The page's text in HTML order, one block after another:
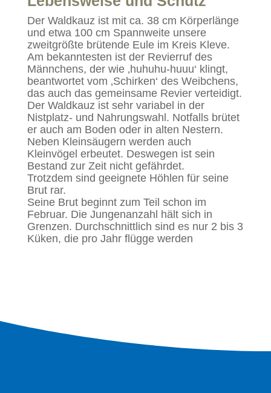
Der Waldkauz ist mit ca. 38 cm Körperlänge
und etwa 100 cm Spannweite unsere
zweitgrößte brütende Eule im Kreis Kleve.
Am bekanntesten ist der Revierruf des
Männchens, der wie ‚huhuhu-huuu‘ klingt,
beantwortet vom ‚Schirken‘ des Weibchens,
das auch das gemeinsame Revier verteidigt.
Der Waldkauz ist sehr variabel in der
Nistplatz- und Nahrungswahl. Notfalls brütet
er auch am Boden oder in alten Nestern.
Neben Kleinsäugern werden auch
Kleinvögel erbeutet. Deswegen ist sein
Bestand zur Zeit nicht gefährdet.
Trotzdem sind geeignete Höhlen für seine
Brut rar.
Seine Brut beginnt zum Teil schon im
Februar. Die Jungenanzahl hält sich in
Grenzen. Durchschnittlich sind es nur 2 bis 3
Küken, die pro Jahr flügge werden